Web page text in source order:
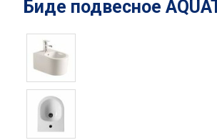
Биде подвесное